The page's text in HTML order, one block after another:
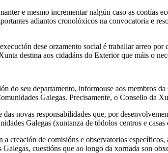
e mesmo incrementar nalgún caso as contías
adiantos cronolóxicos na convocatoria e
dese orzamento social é traballar arreo
destina aos cidadáns do Exterior que máis o
do seu departamento, informouse aos membros
Galegas. Precisamente, o Consello da
das novas responsabilidades que, por
Galegas (xuntanza de tódolos centros e
a creación de comisións e observatorios
cuestións que ao longo da xornada son